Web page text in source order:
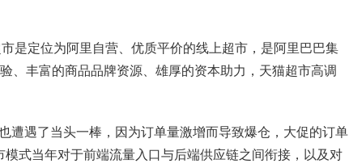
是定位为阿里自营、优质平价的线上超市，是阿里巴巴集
、丰富的商品品牌资源、雄厚的资本助力，天猫超市高调
遭遇了当头一棒，因为订单量激增而导致爆仓，大促的订单
式当年对于前端流量入口与后端供应链之间衔接，以及对